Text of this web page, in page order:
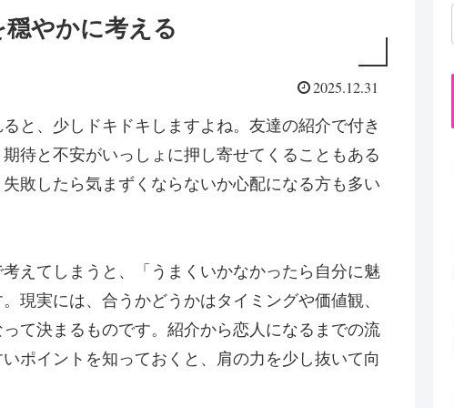
やかに考える
2025.12.31
と、少しドキドキしますよね。友達の紹介で付き
待と不安がいっしょに押し寄せてくることもある
敗したら気まずくならないか心配になる方も多い
えてしまうと、「うまくいかなかったら自分に魅
現実には、合うかどうかはタイミングや価値観、
て決まるものです。紹介から恋人になるまでの流
ポイントを知っておくと、肩の力を少し抜いて向